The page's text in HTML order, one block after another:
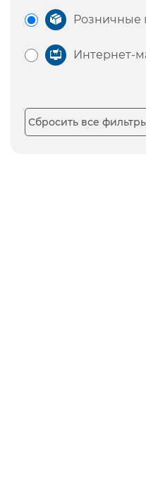
Розничные
Интернет-
Сбросить все